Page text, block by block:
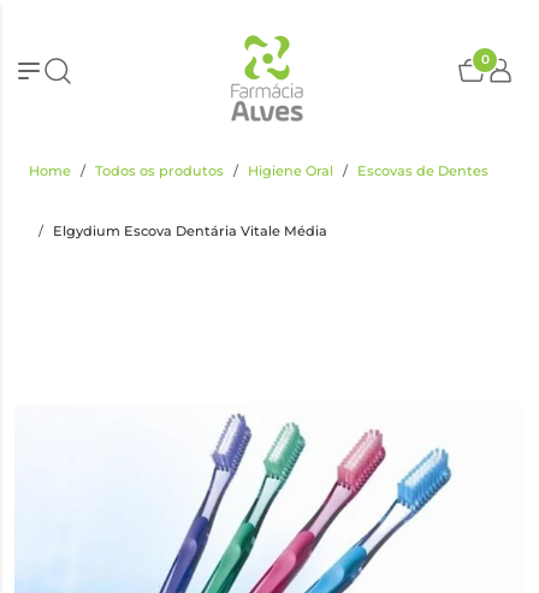
0
Home Todos os produtos Higiene Oral Escovas de Dentes
Elgydium Escova Dentária Vitale Média